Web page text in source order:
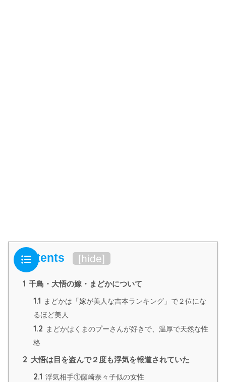
Contents [hide]
1 千鳥・大悟の嫁・まどかについて
1.1
まどかは「嫁が美人な吉本ランキング」で２位にな
るほど美人
1.2
まどかはくまのプーさんが好きで、温厚で天然な性
格
2 大悟は目を盗んで２度も浮気を報道されていた
2.1 浮気相手①藤崎奈々子似の女性